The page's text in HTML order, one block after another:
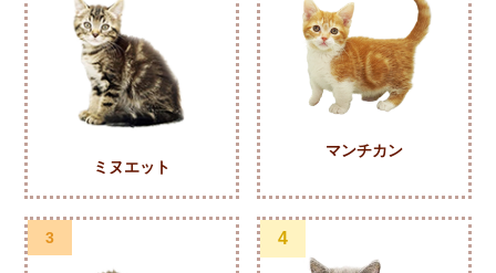
ミヌエット
マンチカン
3 4